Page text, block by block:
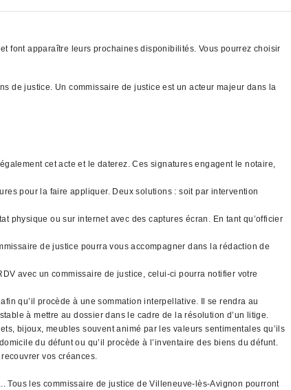
font apparaître leurs prochaines disponibilités. Vous pourrez choisir
de justice. Un commissaire de justice est un acteur majeur dans la
cet acte et le daterez. Ces signatures engagent le notaire,
pour la faire appliquer. Deux solutions : soit par intervention
physique ou sur internet avec des captures écran. En tant qu’officier
de justice pourra vous accompagner dans la rédaction de
avec un commissaire de justice, celui-ci pourra notifier votre
qu’il procède à une sommation interpellative. Il se rendra au
à mettre au dossier dans le cadre de la résolution d’un litige.
bijoux, meubles souvent animé par les valeurs sentimentales qu’ils
du défunt ou qu’il procède à l’inventaire des biens du défunt.
vos créances.
Tous les commissaire de justice de Villeneuve-lès-Avignon pourront